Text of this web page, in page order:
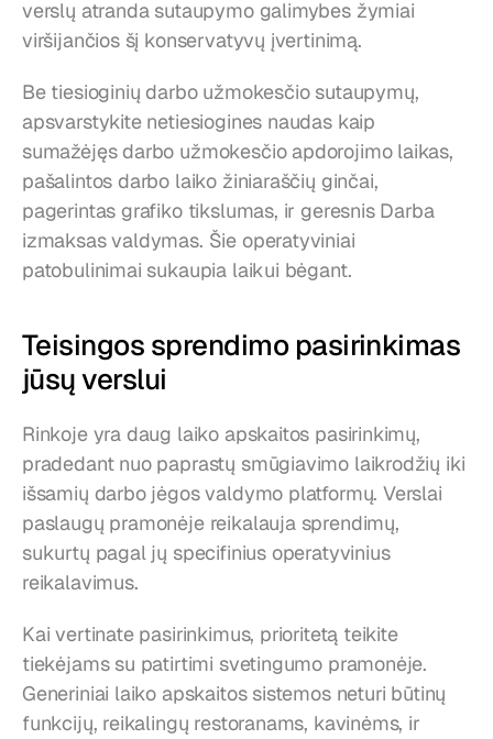
verslų atranda sutaupymo galimybes žymiai
viršijančios šį konservatyvų įvertinimą.
Be tiesioginių darbo užmokesčio sutaupymų,
apsvarstykite netiesiogines naudas kaip
sumažėjęs darbo užmokesčio apdorojimo laikas,
pašalintos darbo laiko žiniaraščių ginčai,
pagerintas grafiko tikslumas, ir geresnis Darba
izmaksas valdymas. Šie operatyviniai
patobulinimai sukaupia laikui bėgant.
Teisingos sprendimo pasirinkimas
jūsų verslui
Rinkoje yra daug laiko apskaitos pasirinkimų,
pradedant nuo paprastų smūgiavimo laikrodžių iki
išsamių darbo jėgos valdymo platformų. Verslai
paslaugų pramonėje reikalauja sprendimų,
sukurtų pagal jų specifinius operatyvinius
reikalavimus.
Kai vertinate pasirinkimus, prioritetą teikite
tiekėjams su patirtimi svetingumo pramonėje.
Generiniai laiko apskaitos sistemos neturi būtinų
funkcijų, reikalingų restoranams, kavinėms, ir